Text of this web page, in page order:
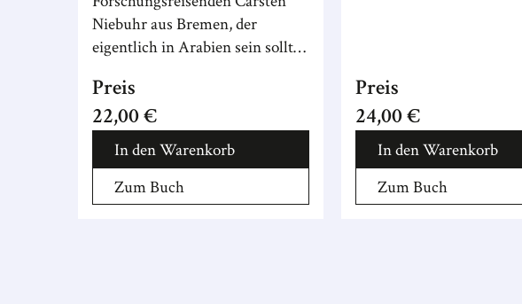
Niebuhr aus Bremen, der
eigentlich in Arabien sein sollte
Preis
22,00 €
In den Warenkorb
Zum Buch
Preis
24,00 €
In den Warenkorb
Zum Buch